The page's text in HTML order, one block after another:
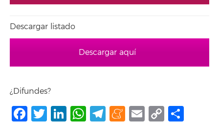
Descargar listado
Descargar aquí
¿Difundes?
Facebook
Twitter
LinkedIn
WhatsApp
Telegram
Meneame
Email
Copy